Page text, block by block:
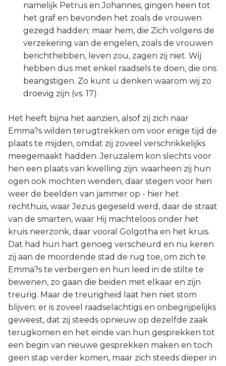
namelijk Petrus en Johannes, gingen heen tot
het graf en bevonden het zoals de vrouwen
gezegd hadden; maar hem, die Zich volgens de
verzekering van de engelen, zoals de vrouwen
berichthebben, leven zou, zagen zij niet. Wij
hebben dus met enkel raadsels te doen, die ons
beangstigen. Zo kunt u denken waarom wij zo
droevig zijn (vs. 17).
Het heeft bijna het aanzien, alsof zij zich naar
Emma?s wilden terugtrekken om voor enige tijd de
plaats te mijden, omdat zij zoveel verschrikkelijks
meegemaakt hadden. Jeruzalem kon slechts voor
hen een plaats van kwelling zijn: waarheen zij hun
ogen ook mochten wenden, daar stegen voor hen
weer de beelden van jammer op - hier het
rechthuis, waar Jezus gegeseld werd, daar de straat
van de smarten, waar Hij machteloos onder het
kruis neerzonk, daar vooral Golgotha en het kruis.
Dat had hun hart genoeg verscheurd en nu keren
zij aan de moordende stad de rug toe, om zich te
Emma?s te verbergen en hun leed in de stilte te
bewenen, zo gaan die beiden met elkaar en zijn
treurig. Maar de treurigheid laat hen niet stom
blijven; er is zoveel raadselachtigs en onbegrijpelijks
geweest, dat zij steeds opnieuw op dezelfde zaak
terugkomen en het einde van hun gesprekken tot
een begin van nieuwe gesprekken maken en toch
geen stap verder komen, maar zich steeds dieper in